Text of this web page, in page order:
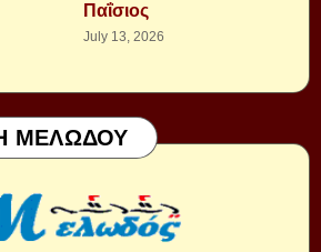
Παΐσιος
July 13, 2026
ΜΕΛΩΔΟΥ